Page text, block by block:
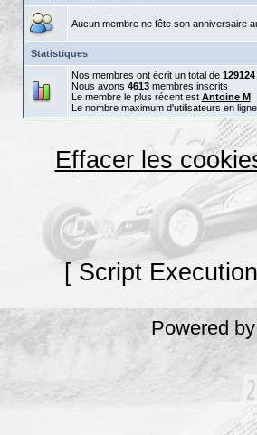
Aucun membre ne fête son anniversaire
Statistiques
Nos membres ont écrit un total de 129124
Nous avons 4613membres inscrits
Le membre le plus récent est Antoine M
Le nombre maximum d'utilisateurs en
Effacer les
[ Script
Powered by